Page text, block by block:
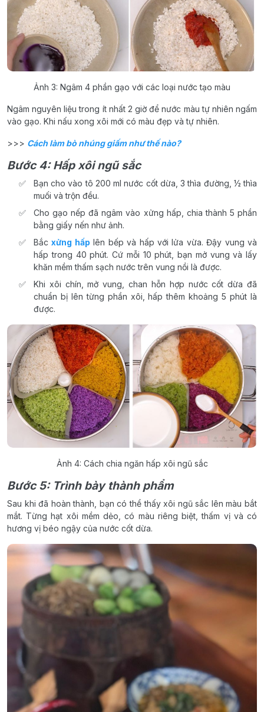
Ảnh 3: Ngâm 4 phần gạo với các loại nước tạo màu
Ngâm nguyên liệu trong ít nhất 2 giờ để nước màu tự nhiên ngấm
vào gạo. Khi nấu xong xôi mới có màu đẹp và tự nhiên.
>>> Cách làm bò nhúng giấm như thế nào?
Bước 4: Hấp xôi ngũ sắc
Bạn cho vào tô 200 ml nước cốt dừa, 3 thìa đường, ½ thìa
muối và trộn đều.
Cho gạo nếp đã ngâm vào xửng hấp, chia thành 5 phần
bằng giấy nến như ảnh.
Bắcxửng hấp lên bếp và hấp với lửa vừa. Đậy vung và
hấp trong 40 phút. Cứ mỗi 10 phút, bạn mở vung và lấy
khăn mềm thấm sạch nước trên vung nồi là được.
Khi xôi chín, mở vung, chan hỗn hợp nước cốt dừa đã
chuẩn bị lên từng phần xôi, hấp thêm khoảng 5 phút là
được.
Ảnh 4: Cách chia ngăn hấp xôi ngũ sắc
Bước 5: Trình bày thành phẩm
Sau khi đã hoàn thành, bạn có thể thấy xôi ngũ sắc lên màu bắt
mắt. Từng hạt xôi mềm dẻo, có màu riêng biệt, thấm vị và có
hương vị béo ngậy của nước cốt dừa.